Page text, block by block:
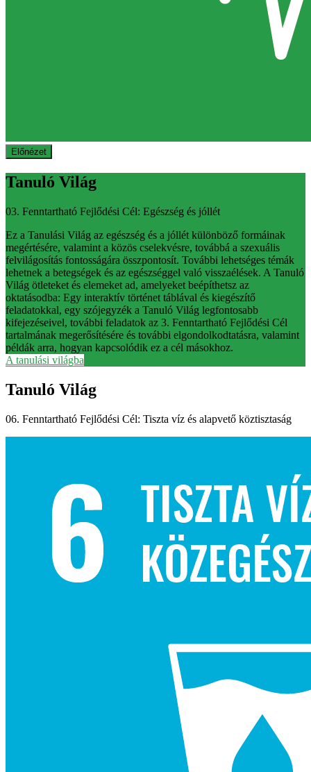
Előnézet
Tanuló Világ
03. Fenntartható Fejlődési Cél: Egészség és jóllét
Ez a Tanulási Világ az egészség és a jóllét különböző formáinak
megértésére, valamint a közös cselekvésre, továbbá a szexuális
felvilágosítás fontosságára összpontosít. További lehetséges témák
lehetnek a betegségek és az egészséggel való visszaélések. A Tanuló
Világ ötleteket és elemeket ad, amelyeket beépíthetsz az
oktatásodba: Egy interaktív történet táblával és kiegészítő
feladatokkal, egy szójegyzék a Tanuló Világ legfontosabb
kifejezéseivel, további feladatok az 3. Fenntartható Fejlődési Cél
tartalmának megerősítésére és további elgondolkodtatásra, valamint
példák arra, hogyan kapcsolódik ez a cél másokhoz.
A tanulási világba
Tanuló Világ
06. Fenntartható Fejlődési Cél: Tiszta víz és alapvető köztisztaság